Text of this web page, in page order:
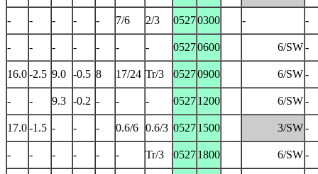
- - - - - 7/6 2/3 05270300 - -
- - - - - - - 05270600 6/SW-
16.0-2.5 9.0 -0.5 8 17/24 Tr/3 05270900 6/SW-
- - 9.3 -0.2 - - - 05271200 6/SW-
17.0-1.5 - - - 0.6/6 0.6/3 05271500 3/SW-
- - - - - - Tr/3 05271800 6/SW-